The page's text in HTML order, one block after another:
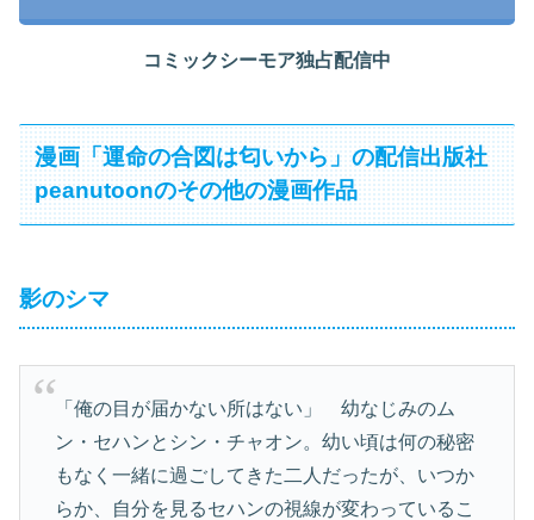
コミックシーモア独占配信中
漫画「運命の合図は匂いから」の配信出版社
peanutoonのその他の漫画作品
影のシマ
「俺の目が届かない所はない」 幼なじみのム
ン・セハンとシン・チャオン。幼い頃は何の秘密
もなく一緒に過ごしてきた二人だったが、いつか
らか、自分を見るセハンの視線が変わっているこ